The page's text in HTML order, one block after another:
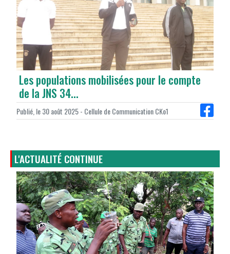
Les populations mobilisées pour le compte
de la JNS 34...
Publié, le 30 août 2025 - Cellule de Communication CKo1
L'ACTUALITÉ CONTINUE